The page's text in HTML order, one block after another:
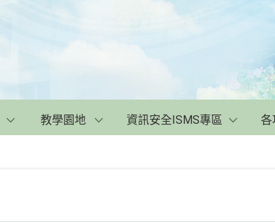
教學園地 資訊安全ISMS專區 各